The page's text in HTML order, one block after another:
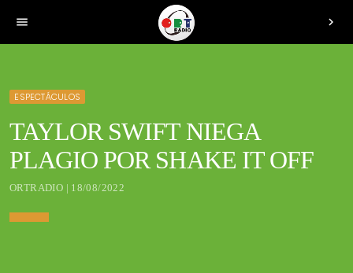
menu chevron_right
ESPECTÁCULOS
TAYLOR SWIFT NIEGA
PLAGIO POR SHAKE IT OFF
ORTRADIO | 18/08/2022